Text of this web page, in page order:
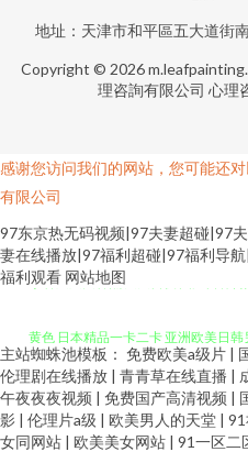
地址：天津市和平區五大道街
Copyright © 2026
理咨詢有限公司 心理
感谢您访问我们的网站，您可能还
有限公司
97东京热无码视频|97夫妻超碰|97
妻在线播放|97福利超碰|97福利导
福利观看 网站地图
丁香久久大香蕉 天天日夜 国产日韩传
黄色 日本精品一卡二卡 亚洲欧美日
级网址 黑丝足交视频网站 伊人干大
韩国免费 人妻诱惑导航 午夜男女AV
主站蜘蛛池模板： 免费欧美a级片 |
伦理剧在线播放 | 青青草在线直播 |
午夜夜夜视频 | 免费国产高清视频 |
影 | 伦理片a级 | 欧美男人的天堂 |
女同网站 | 欧美美女网站 | 91一区二